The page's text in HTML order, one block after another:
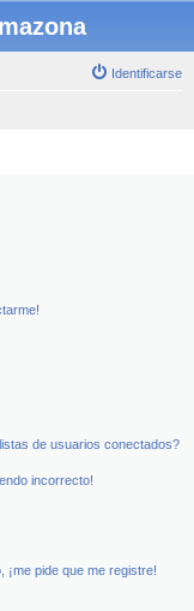
Identificarse
de usuarios conectados?
incorrecto!
¡me pide que me registre!